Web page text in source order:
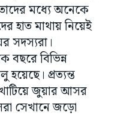
মধ্যে অনেকে
হাত মাথায় নিয়েই
সদস্যরা।‌
বছরে বিভিন্ন
প্রত্যন্ত
জুয়ার আসর
সেখানে জড়ো